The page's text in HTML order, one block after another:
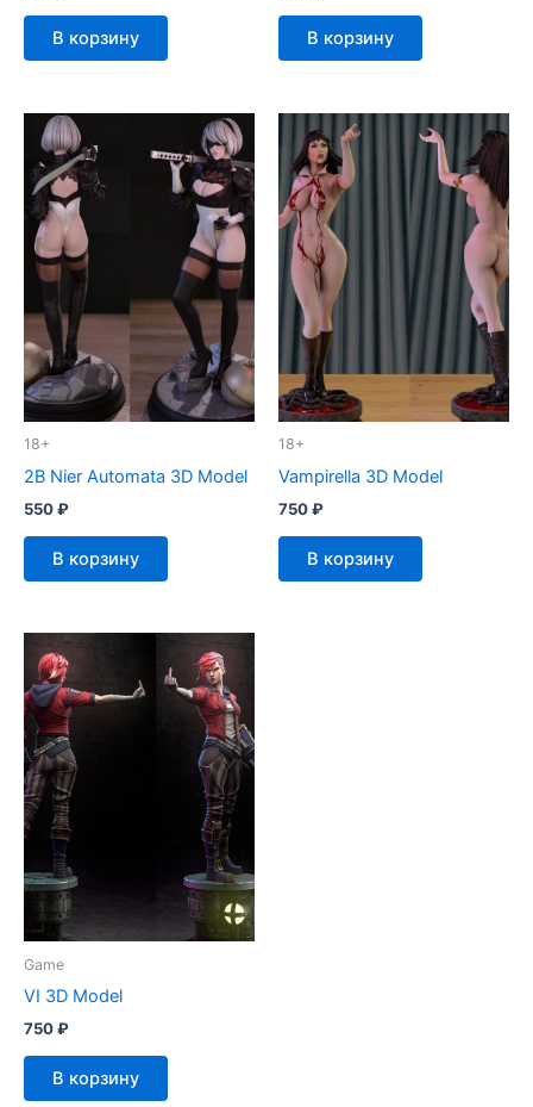
В корзину В корзину
18+
2B Nier Automata 3D Model
550₽
В корзину
18+
Vampirella 3D Model
750₽
В корзину
Game
VI 3D Model
750₽
В корзину